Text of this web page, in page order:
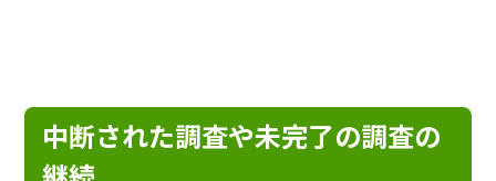
中断された調査や未完了の調査の